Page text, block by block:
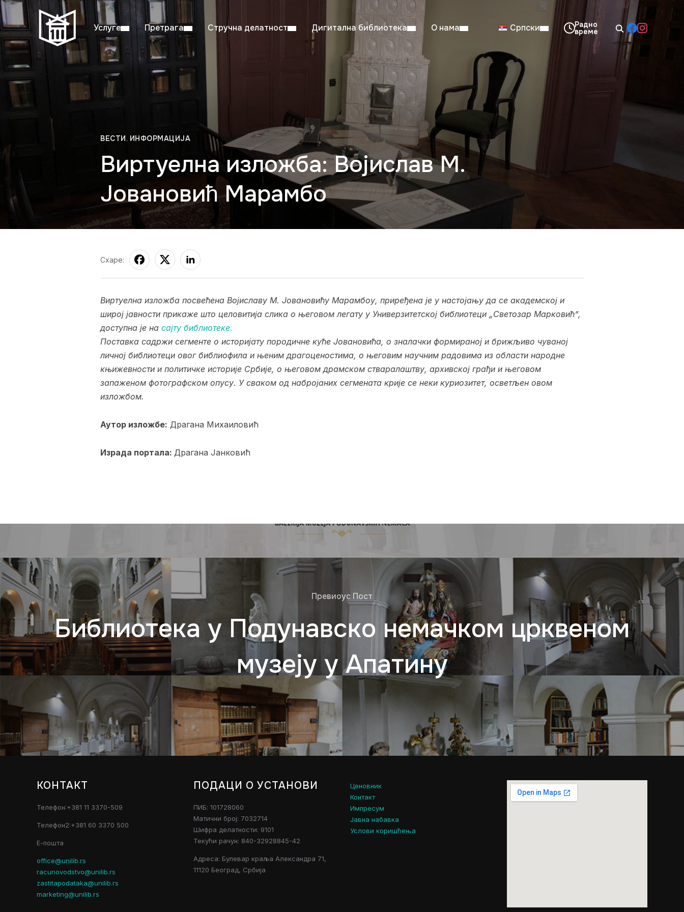
Услуге Претрага Стручна делатност Дигитална библиотека О нама Српски
ВЕСТИ, ИНФОРМАЦИЈА
Виртуелна изложба: Војислав М.
Јовановић Марамбо
Схаре:
Виртуелна изложба посвећена Војиславу М. Јовановићу Марамбоу, приређена је у настојању да се академској и
широј јавности прикаже што целовитија слика о његовом легату у Универзитетској библиотеци „Светозар Марковић“,
доступна је на сајту библиотеке.
Поставка садржи сегменте о историјату породичне куће Јовановића, о зналачки формираној и брижљиво чуваној
личној библиотеци овог библиофила и њеним драгоценостима, о његовим научним радовима из области народне
књижевности и политичке историје Србије, о његовом драмском стваралаштву, архивској грађи и његовом
запаженом фотографском опусу. У сваком од набројаних сегмената крије се неки куриозитет, осветљен овом
изложбом.
Аутор изложбе: Драгана Михаиловић
Израда портала: Драгана Јанковић
Превиоус Пост
Библиотека у Подунавско немачком црквеном
музеју у Апaтину
КОНТАКТ
Телефон:+381 11 3370-509
Телефон2:+381 60 3370 500
Е-пошта
office@unilib.rs
racunovodstvo@unilib.rs
zastitapodataka@unilib.rs
marketing@unilib.rs
ПОДАЦИ О УСТАНОВИ
ПИБ: 101728060
Матични број: 7032714
Шифра делатности: 9101
Текући рачун: 840-32928845-42
Адреса: Булевар краља Александра 71,
11120 Београд, Србија
Ценовник
Контакт
Импресум
Јавна набавка
Услови коришћења
Пон–пет: 08:00–20:00 Студентска читаоница: 08:00–23:00 Нед: Затворено
Радно време од 06. јула до 29. августа